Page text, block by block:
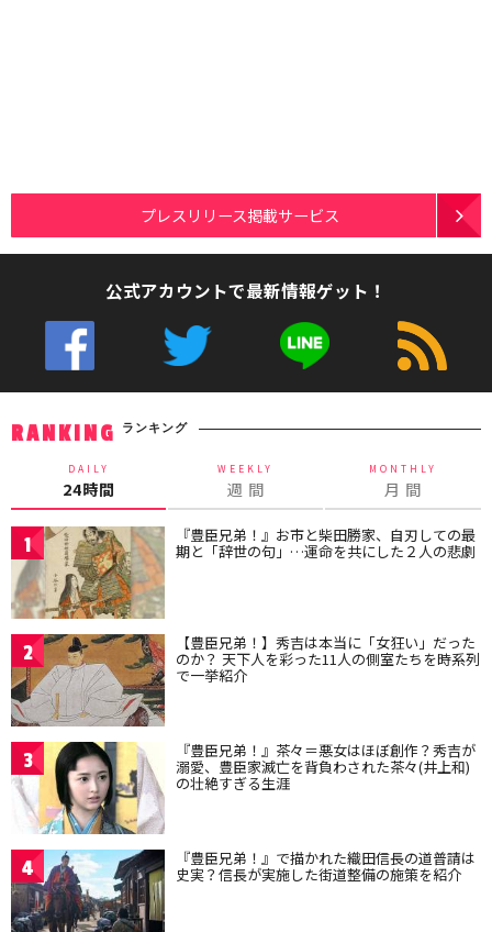
プレスリリース掲載サービス
公式アカウントで最新情報ゲット！
RANKING ランキング
DAILY
24時間
WEEKLY
週 間
MONTHLY
月 間
1 『豊臣兄弟！』お市と柴田勝家、自刃しての最
期と「辞世の句」…運命を共にした２人の悲劇
2 【豊臣兄弟！】秀吉は本当に「女狂い」だった
のか？ 天下人を彩った11人の側室たちを時系列
で一挙紹介
3 『豊臣兄弟！』茶々＝悪女はほぼ創作？秀吉が
溺愛、豊臣家滅亡を背負わされた茶々(井上和)
の壮絶すぎる生涯
4 『豊臣兄弟！』で描かれた織田信長の道普請は
史実？信長が実施した街道整備の施策を紹介